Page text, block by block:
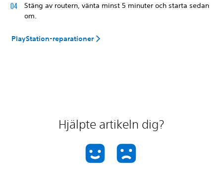
Stäng av routern, vänta minst 5 minuter och starta sedan
om.
PlayStation-reparationer
Hjälpte artikeln dig?